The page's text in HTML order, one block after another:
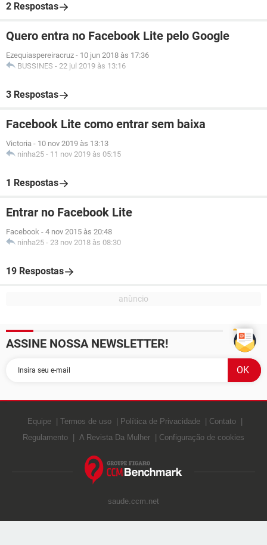
2 Respostas
Quero entra no Facebook Lite pelo Google
Ezequiaspereiracruz - 10 jun 2018 às 17:36
BUSSINES - 22 jul 2019 às 13:16
3 Respostas
Facebook Lite como entrar sem baixa
Victoria - 10 nov 2019 às 13:13
ninha25 - 11 nov 2019 às 05:15
1 Respostas
Entrar no Facebook Lite
Facebook - 4 nov 2015 às 20:48
ninha25 - 23 nov 2018 às 08:30
19 Respostas
ASSINE NOSSA NEWSLETTER!
Equipe Termos de uso Política de Privacidade
Contato
Regulamento
A Revista Da Mulher Configuração de cookies
saude.ccm.net